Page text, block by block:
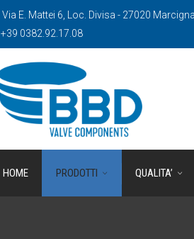
Via E. Mattei 6, Loc. Divisa - 27020
+39 0382.92.17.08
HOME PRODOTTI QUALITA’